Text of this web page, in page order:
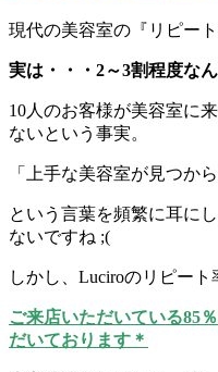
現代の美容室の『リピー
実は・・・2～3割程度なん
10人のお客様が美容室に
ないという事実。
「上手な美容室が見つから
という言葉を頻繁に耳に
ないですね ;(
しかし、Luciroのリピート
ご来店いただいている85
だいております＊